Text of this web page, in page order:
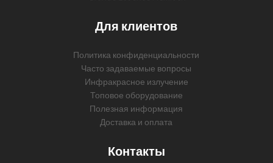
Для клиентов
Политика конфиденциальности
Часто задаваемые вопросы
Инфракрасное излучение
Топовое оборудование
Полезная информация
Доставка и оплата
Контакты